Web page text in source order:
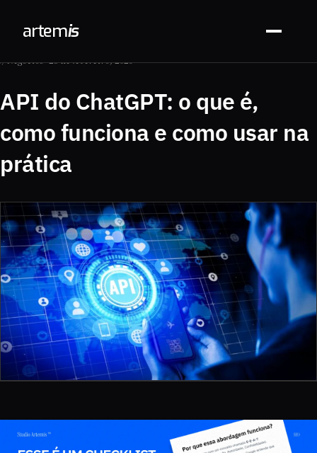
artemis
// Negócios · 28 de fevereiro, 2026
API do ChatGPT: o que é,
como funciona e como usar na
prática